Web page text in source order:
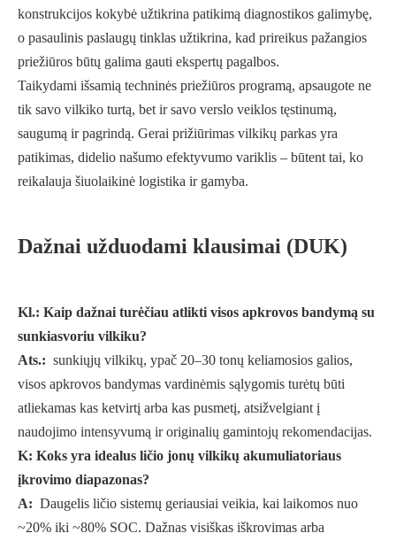
konstrukcijos kokybė užtikrina patikimą diagnostikos galimybę,
o pasaulinis paslaugų tinklas užtikrina, kad prireikus pažangios
priežiūros būtų galima gauti ekspertų pagalbos.
Taikydami išsamią techninės priežiūros programą, apsaugote ne
tik savo vilkiko turtą, bet ir savo verslo veiklos tęstinumą,
saugumą ir pagrindą. Gerai prižiūrimas vilkikų parkas yra
patikimas, didelio našumo efektyvumo variklis – būtent tai, ko
reikalauja šiuolaikinė logistika ir gamyba.
Dažnai užduodami klausimai (DUK)
Kl.: Kaip dažnai turėčiau atlikti visos apkrovos bandymą su
sunkiasvoriu vilkiku?
Ats.: sunkiųjų vilkikų, ypač 20–30 tonų keliamosios galios,
visos apkrovos bandymas vardinėmis sąlygomis turėtų būti
atliekamas kas ketvirtį arba kas pusmetį, atsižvelgiant į
naudojimo intensyvumą ir originalių gamintojų rekomendacijas.
K: Koks yra idealus ličio jonų vilkikų akumuliatoriaus
įkrovimo diapazonas?
A: Daugelis ličio sistemų geriausiai veikia, kai laikomos nuo
~20% iki ~80% SOC. Dažnas visiškas iškrovimas arba